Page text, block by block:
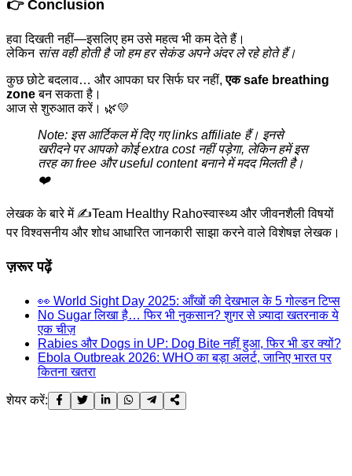
👉 Conclusion
हवा दिखती नहीं—इसलिए हम उसे महत्व भी कम देते हैं।
लेकिन सांस वही होती है जो हम हर सेकंड अपने अंदर ले रहे होते हैं।
कुछ छोटे बदलाव… और आपका घर सिर्फ घर नहीं,एक safe breathing
zoneबन सकता है।
आज से शुरुआत करें। 🌿💛
Note: इस आर्टिकल में दिए गए links affiliate हैं। इनसे
खरीदने पर आपको कोई extra cost नहीं पड़ेगा, लेकिन हमें इस
तरह का free और useful content बनाने में मदद मिलती है।
❤️
लेखक के बारे में ✍️Team Healthy Rahoस्वास्थ्य और जीवनशैली विषयों
पर विश्वसनीय और शोध आधारित जानकारी साझा करने वाले विशेषज्ञ लेखक।
ज़रूर पढ़ें
👀 World Sight Day 2025: आँखों की देखभाल के 5 गोल्डन टिप्स
No Sugar लिखा है… फिर भी नुकसान? शुगर से ज़्यादा खतरनाक ये
एक चीज़
Rabies और Dogs in UP: Dog Bite नहीं हुआ, फिर भी डर क्यों?
Ebola Outbreak 2026: WHO का बड़ा अलर्ट, जानिए भारत पर
कितना खतरा
शेयर करें: